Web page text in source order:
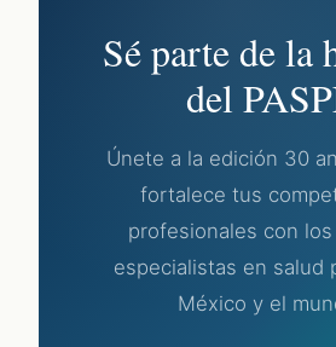
Sé parte de la
del
Únete a la edición 30
fortalece tus
profesionales con
especialistas en salud
México y el